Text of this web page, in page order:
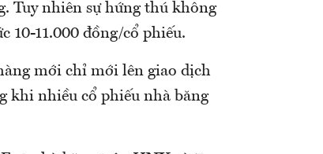
Tuy nhiên sự hứng thú không
10-11.000 đồng/cổ phiếu.
mới chỉ mới lên giao dịch
khi nhiều cổ phiếu nhà băng